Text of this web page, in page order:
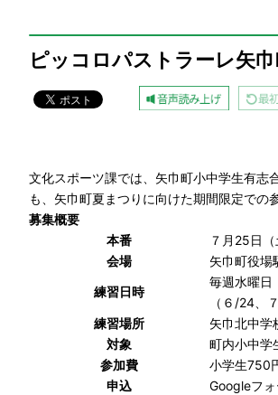
ピッコロパストラーレ矢
文化スポーツ課では、矢巾町小中学生有志
も、矢巾町夏まつりに向けた期間限定で
募集概要
本番
７月25日
会場
矢巾町役
練習日時
毎週水曜
（６/24、
練習場所
矢巾北中学
対象
町内小中学
参加費
小学生750
申込
Googleフ